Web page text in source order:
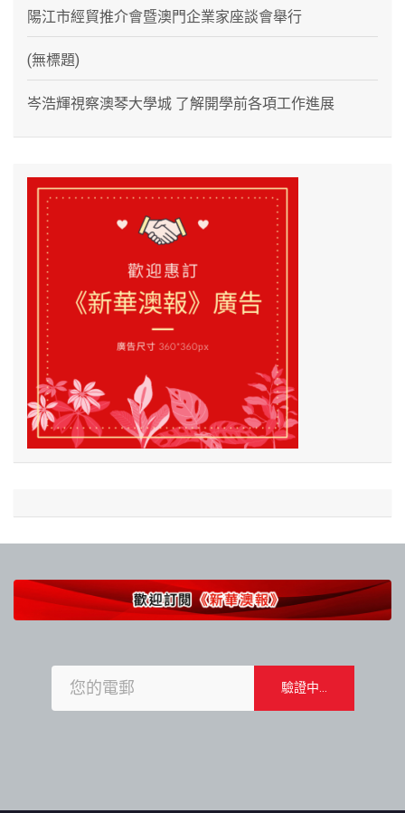
陽江市經貿推介會暨澳門企業家座談會舉行
(無標題)
岑浩輝視察澳琴大學城 了解開學前各項工作進展